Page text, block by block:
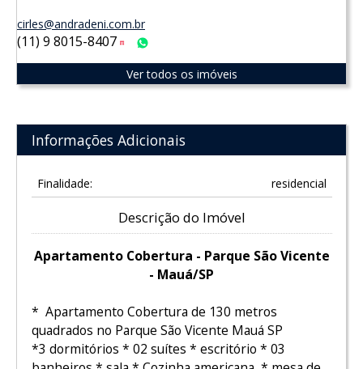
cirles@andradeni.com.br
(11) 9 8015-8407 Tim
Ver todos os imóveis
Informações Adicionais
Finalidade: residencial
Descrição do Imóvel
Apartamento Cobertura - Parque São Vicente
- Mauá/SP
* Apartamento Cobertura de 130 metros
quadrados no Parque São Vicente Mauá SP
*3 dormitórios * 02 suítes * escritório * 03